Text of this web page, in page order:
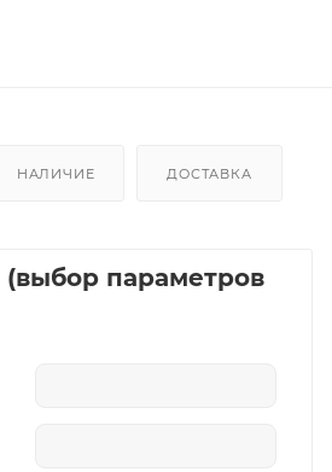
НАЛИЧИЕ ДОСТАВКА
параметров